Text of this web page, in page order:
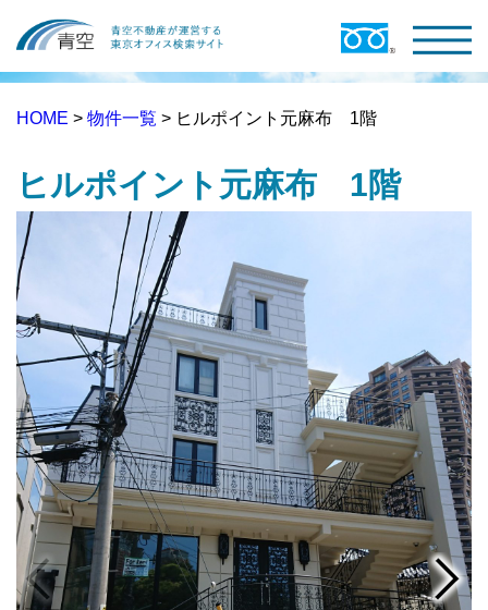
HOME > 物件一覧 > ヒルポイント元麻布 1階
ヒルポイント元麻布 1階